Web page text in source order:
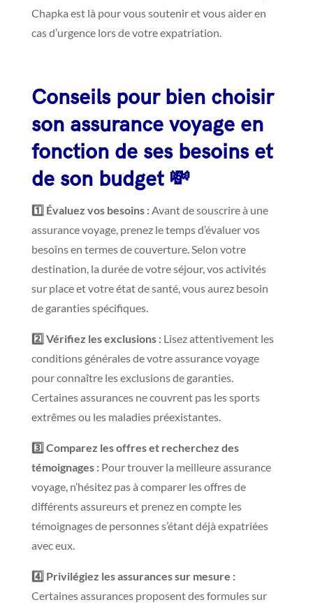
Chapka est là pour vous soutenir et vous aider en
cas d’urgence lors de votre expatriation.
Conseils pour bien choisir
son assurance voyage en
fonction de ses besoins et
de son budget 💸
1️⃣ Évaluez vos besoins :Avant de souscrire à une
assurance voyage, prenez le temps d’évaluer vos
besoins en termes de couverture. Selon votre
destination, la durée de votre séjour, vos activités
sur place et votre état de santé, vous aurez besoin
de garanties spécifiques.
2️⃣ Vérifiez les exclusions :Lisez attentivement les
conditions générales de votre assurance voyage
pour connaître les exclusions de garanties.
Certaines assurances ne couvrent pas les sports
extrêmes ou les maladies préexistantes.
3️⃣ Comparez les offres et recherchez des
témoignages :Pour trouver la meilleure assurance
voyage, n’hésitez pas à comparer les offres de
différents assureurs et prenez en compte les
témoignages de personnes s’étant déjà expatriées
avec eux.
4️⃣ Privilégiez les assurances sur mesure :
Certaines assurances proposent des formules sur